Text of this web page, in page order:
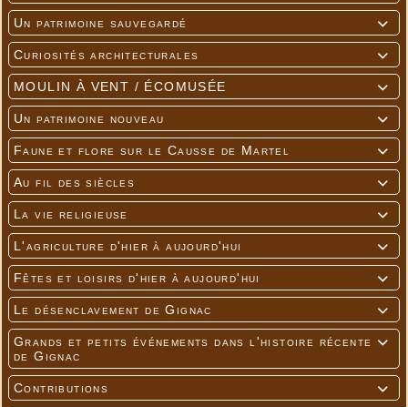

Un patrimoine sauvegardé

Curiosités architecturales

MOULIN À VENT / ÉCOMUSÉE

Un patrimoine nouveau

Faune et flore sur le Causse de Martel

Au fil des siècles

La vie religieuse

L'agriculture d'hier à aujourd'hui

Fêtes et loisirs d'hier à aujourd'hui

Le désenclavement de Gignac

Grands et petits événements dans l'histoire récente
de Gignac

Contributions